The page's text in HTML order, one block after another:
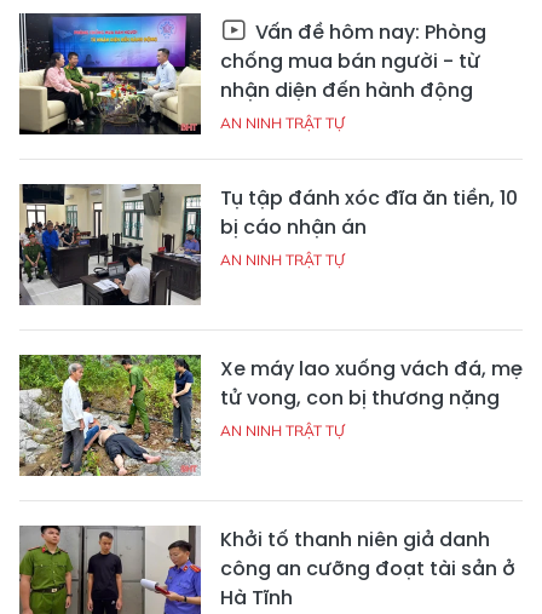
Vấn đề hôm nay: Phòng
chống mua bán người - từ
nhận diện đến hành động
AN NINH TRẬT TỰ
Tụ tập đánh xóc đĩa ăn tiền, 10
bị cáo nhận án
AN NINH TRẬT TỰ
Xe máy lao xuống vách đá, mẹ
tử vong, con bị thương nặng
AN NINH TRẬT TỰ
Khởi tố thanh niên giả danh
công an cưỡng đoạt tài sản ở
Hà Tĩnh